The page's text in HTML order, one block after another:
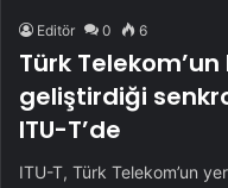
Editör 0 6
Türk
geliştirdiği
ITU-T’de
ITU-T, Türk Telekom’un